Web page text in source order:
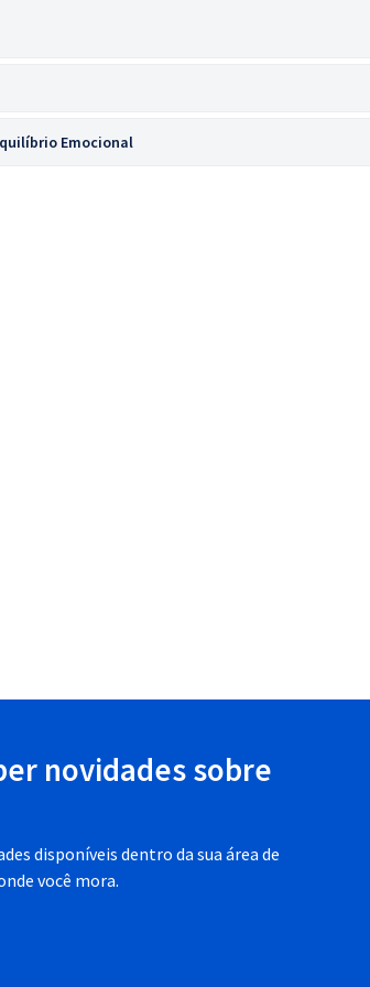
Emocional
novidades sobre
disponíveis dentro da sua área de
você mora.